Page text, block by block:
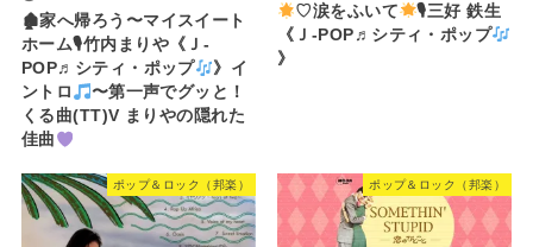
🏚家へ帰ろう〜マイスイート
ホーム🎙竹内まりや《Ｊ-
POP♬シティ・ポップ
》イ
ントロ
〜第一声でグッと！
くる曲(TT)V まりやの隠れた
佳曲
♡涙をふいて
🎙三好 鉄生
《Ｊ-POP♬シティ・ポップ
》
ポップ＆ロック（邦楽） ポップ＆ロック（邦楽）